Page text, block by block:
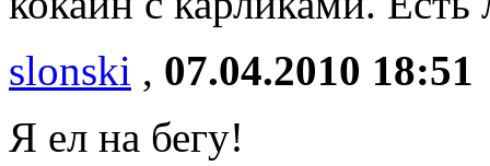
slonski , 07.04.2010 18:51
Я ел на бегу!